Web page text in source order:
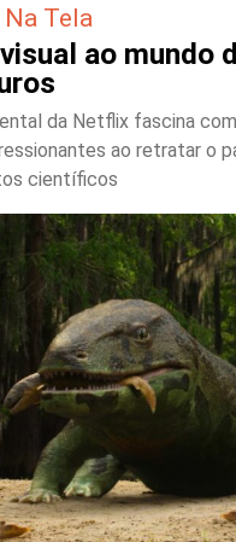
Na Tela
ao mundo
da Netflix fascina
ao retratar o
científicos